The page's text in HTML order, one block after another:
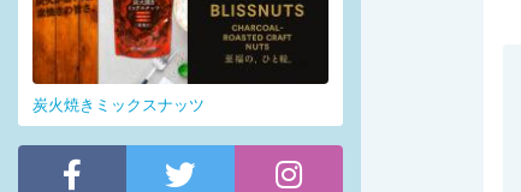
炭火焼きミックスナッツ